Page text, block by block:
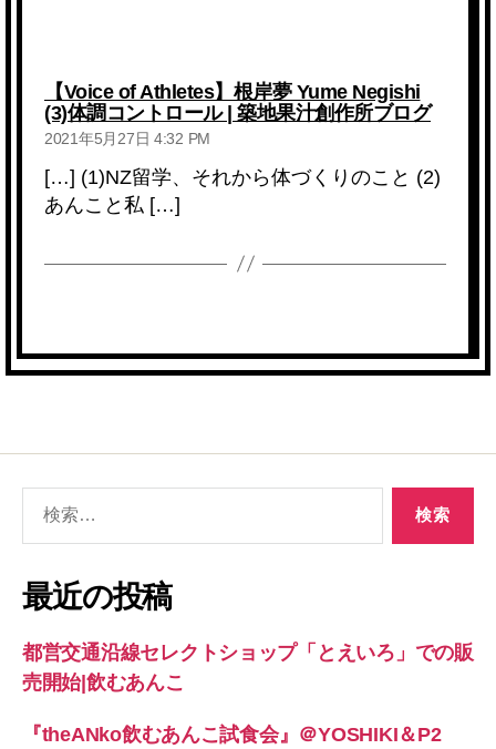
【Voice of Athletes】根岸夢 Yume Negishi
(3)体調コントロール | 築地果汁創作所ブログの
2021年5月27日 4:32 PM
[…] (1)NZ留学、それから体づくりのこと (2)
あんこと私 […]
象:
最近の投稿
都営交通沿線セレクトショップ「とえいろ」での販
売開始|飲むあんこ
『theANko飲むあんこ試食会』＠YOSHIKI＆P2